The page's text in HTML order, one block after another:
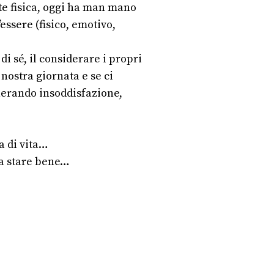
fisica, oggi ha man mano
(fisico, emotivo,
sé, il considerare i propri
giornata e se ci
insoddisfazione,
di vita…
stare bene…